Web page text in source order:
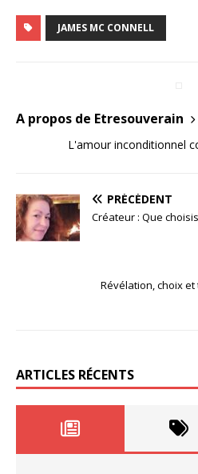
JAMES MC CONNELL
A propos de Etresouverain
L'amour inconditionnel
PRÉCÉDENT
Créateur : Que
Révélation, choix
ARTICLES RÉCENTS